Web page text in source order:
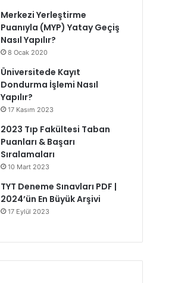
Merkezi Yerleştirme
Puanıyla (MYP) Yatay Geçiş
Nasıl Yapılır?
8 Ocak 2020
Üniversitede Kayıt
Dondurma İşlemi Nasıl
Yapılır?
17 Kasım 2023
2023 Tıp Fakültesi Taban
Puanları & Başarı
Sıralamaları
10 Mart 2023
TYT Deneme Sınavları PDF |
2024’ün En Büyük Arşivi
17 Eylül 2023